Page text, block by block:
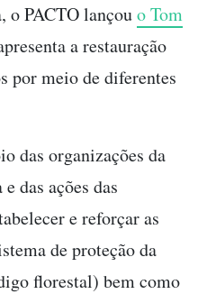
o PACTO lançouo Tom
a restauração
por meio de diferentes
das organizações da
das ações das
e reforçar as
de proteção da
florestal) bem como